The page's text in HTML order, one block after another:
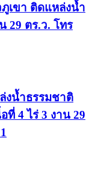
เขา ติดแหล่งน้ำ
29 ตร.ว. โทร
งน้ำธรรมชาติ
ที่ 4 ไร่ 3 งาน 29